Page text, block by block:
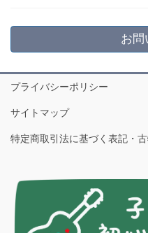
お問
プライバシーポリシー
サイトマップ
特定商取引法に基づく表記・